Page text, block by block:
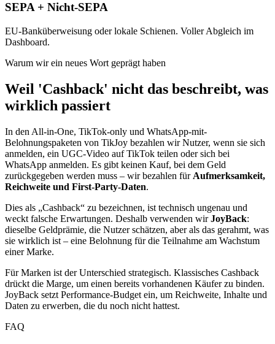
SEPA + Nicht-SEPA
EU-Banküberweisung oder lokale Schienen. Voller Abgleich im
Dashboard.
Warum wir ein neues Wort geprägt haben
Weil 'Cashback' nicht das beschreibt, was
wirklich passiert
In den All-in-One, TikTok-only und WhatsApp-mit-
Belohnungspaketen von TikJoy bezahlen wir Nutzer, wenn sie sich
anmelden, ein UGC-Video auf TikTok teilen oder sich bei
WhatsApp anmelden. Es gibt keinen Kauf, bei dem Geld
zurückgegeben werden muss – wir bezahlen für Aufmerksamkeit,
Reichweite und First-Party-Daten.
Dies als „Cashback“ zu bezeichnen, ist technisch ungenau und
weckt falsche Erwartungen. Deshalb verwenden wirJoyBack:
dieselbe Geldprämie, die Nutzer schätzen, aber als das gerahmt, was
sie wirklich ist – eine Belohnung für die Teilnahme am Wachstum
einer Marke.
Für Marken ist der Unterschied strategisch. Klassisches Cashback
drückt die Marge, um einen bereits vorhandenen Käufer zu binden.
JoyBack setzt Performance-Budget ein, um Reichweite, Inhalte und
Daten zu erwerben, die du noch nicht hattest.
FAQ